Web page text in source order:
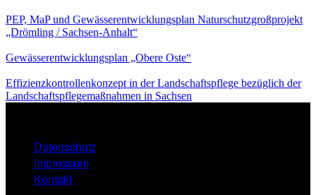
PEP, MaP und Gewässerentwicklungsplan Naturschutzgroßprojekt
„Drömling / Sachsen-Anhalt“
Gewässerentwicklungsplan „Obere Oste“
Effizienzkontrollenkonzept in der Landschaftspflege bezüglich der
Landschaftspflegemaßnahmen in Sachsen
FOOTER
MENU
Datenschutz
Impressum
Kontakt